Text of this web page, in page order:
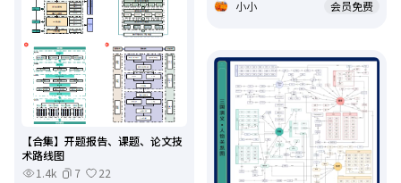
小小
会员免费
【合集】开题报告、课题、论文技
术路线图
1.4k
7
22